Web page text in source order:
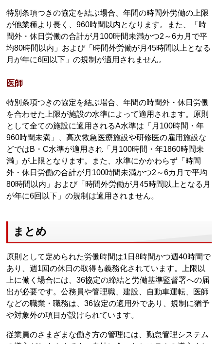
特別条項つきの協定を結ぶ場合、年間の時間外労働の上限
が他業種より長く、960時間以内となります。また、「時
間外・休日労働の合計が月100時間未満かつ2～6カ月で平
均80時間以内」および「時間外労働が月45時間以上となる
月が年に6回以下」の規制が適用されません。
医師
特別条項つきの協定を結ぶ場合、年間の時間外・休日労働
を合わせた上限が施設の水準によって適用されます。原則
として全ての施設に適用されるA水準は「月100時間・年
960時間未満」、高次救急医療施設や研修医の雇用施設な
どではB・C水準が適用され「月100時間・年1860時間未
満」が上限となります。また、水準にかかわらず「時間
外・休日労働の合計が月100時間未満かつ2～6カ月で平均
80時間以内」および「時間外労働が月45時間以上となる月
が年に6回以下」の規制は適用されません。
まとめ
原則として定められた労働時間は1日8時間かつ週40時間で
あり、週1回の休日の取得も義務化されています。上限以
上に働く場合には、36協定の締結と労働基準監督署への届
出が必要です。公務員や管理職、建設、自動車運転、医師
などの職業・職務は、36協定の適用外であり、規制に猶予
や対象外の項目が設けられています。
従業員のさまざまな働き方の管理には、勤怠管理システム